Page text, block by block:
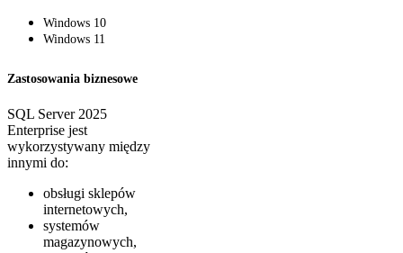
Windows 10
Windows 11
Zastosowania biznesowe
SQL Server 2025
Enterprise jest
wykorzystywany między
innymi do:
obsługi sklepów
internetowych,
systemów
magazynowych,